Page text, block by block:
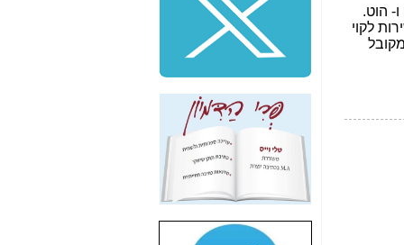
שלמה פילבר (עד
לאחרונה מנכ"ל משרד
התקשורת) - עד
מדינה? הצחקתם
אותי! -
"יש אפליה בחקירה"?
חשיפה: למה השר
משה כחלון לא נחקר
עד היום? -
כאן
הדומה לזו של "תיק
4000" אך בתחום
הסלולר -